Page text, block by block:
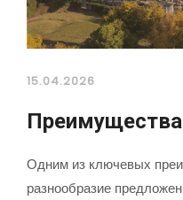
15.04.2026
Одним из ключевых
разнообразие